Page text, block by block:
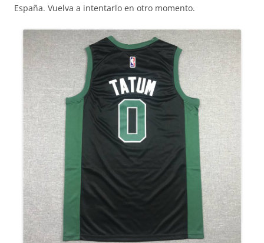
España. Vuelva a intentarlo en otro momento.